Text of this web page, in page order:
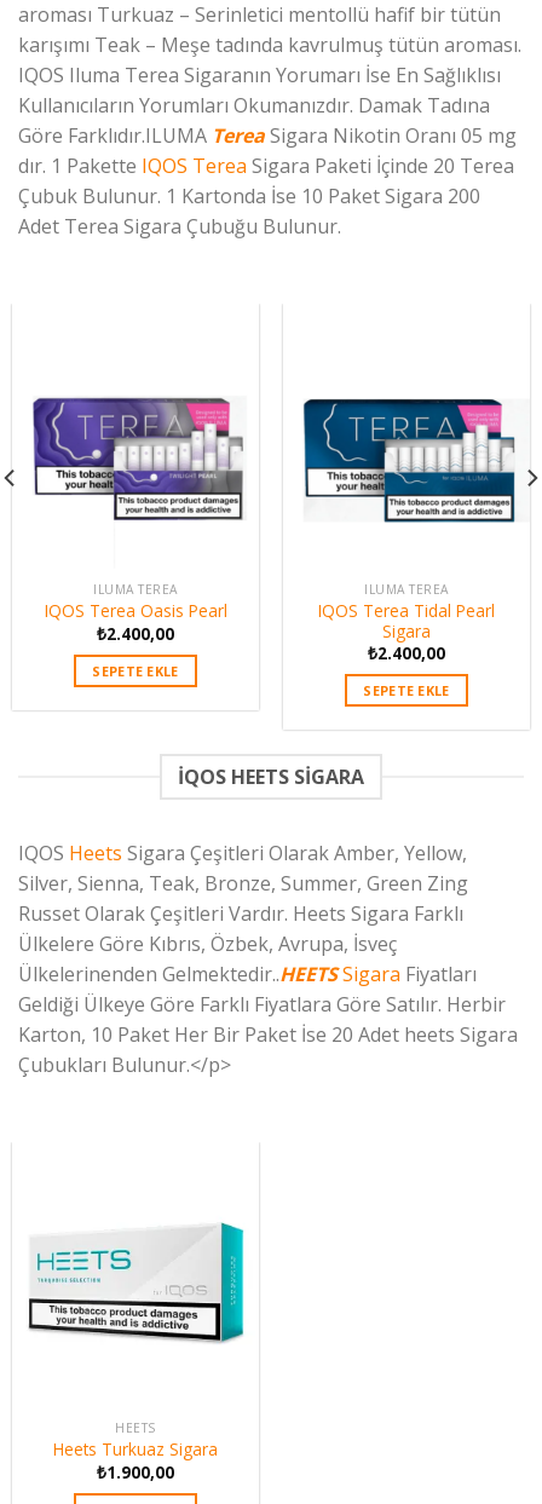
aroması Turkuaz – Serinletici mentollü hafif bir tütün
karışımı Teak – Meşe tadında kavrulmuş tütün aroması.
IQOS Iluma Terea Sigaranın Yorumarı İse En Sağlıklısı
Kullanıcıların Yorumları Okumanızdır. Damak Tadına
Göre Farklıdır.ILUMA TereaSigara Nikotin Oranı 05 mg
dır. 1 Pakette IQOS Terea Sigara Paketi İçinde 20 Terea
Çubuk Bulunur. 1 Kartonda İse 10 Paket Sigara 200
Adet Terea Sigara Çubuğu Bulunur.
ILUMA TEREA
IQOS Terea Oasis Pearl
₺2.400,00
SEPETE EKLE
ILUMA TEREA
IQOS Terea Tidal Pearl
Sigara
₺2.400,00
SEPETE EKLE
İQOS HEETS SİGARA
IQOS Heets Sigara Çeşitleri Olarak Amber, Yellow,
Silver, Sienna, Teak, Bronze, Summer, Green Zing
Russet Olarak Çeşitleri Vardır. Heets Sigara Farklı
Ülkelere Göre Kıbrıs, Özbek, Avrupa, İsveç
Ülkelerinenden Gelmektedir..HEETSSigara Fiyatları
Geldiği Ülkeye Göre Farklı Fiyatlara Göre Satılır. Herbir
Karton, 10 Paket Her Bir Paket İse 20 Adet heets Sigara
Çubukları Bulunur.</p>
HEETS
Heets Turkuaz Sigara
₺1.900,00